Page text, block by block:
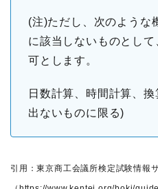
(注)ただし、次のような
に該当しないものとし
可とします。
日数計算、時間計算、
出ないものに限る)
引用：東京商工会議所検定試験情報